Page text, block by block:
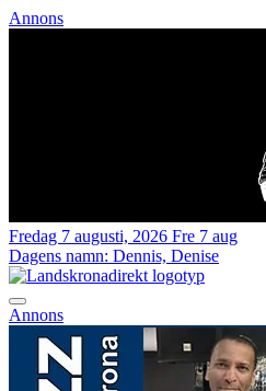
Annons
Fredag 7 augusti, 2026 Fre 7 aug
Dagens namn: Dennis, Denise
Annons